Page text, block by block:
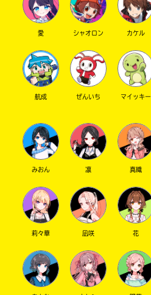
愛 シャオロン カケル
航成 ぜんいち マイッキー
みおん 凛 真織
莉々華 凪咲 花